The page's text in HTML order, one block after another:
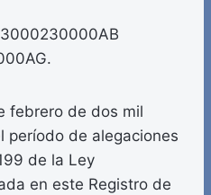
febrero de dos mil
período de alegaciones
de la Ley
en este Registro de